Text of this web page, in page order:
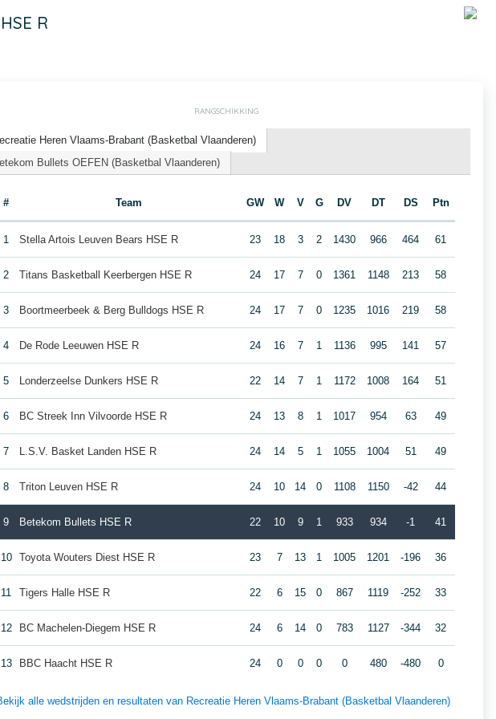
R
RANGSCHIKKING
Heren Vlaams-Brabant (Basketbal Vlaanderen)
Bullets OEFEN (Basketbal Vlaanderen)
# Team GW W V G DV DT DS Ptn
1 Stella Artois Leuven Bears HSE R 23 18 3 2 1430 966 464 61
2 Titans Basketball Keerbergen HSE R 24 17 7 0 1361 1148 213 58
3 Boortmeerbeek & Berg Bulldogs HSE R 24 17 7 0 1235 1016 219 58
4 De Rode Leeuwen HSE R 24 16 7 1 1136 995 141 57
5 Londerzeelse Dunkers HSE R 22 14 7 1 1172 1008 164 51
6 BC Streek Inn Vilvoorde HSE R 24 13 8 1 1017 954 63 49
7 L.S.V. Basket Landen HSE R 24 14 5 1 1055 1004 51 49
8 Triton Leuven HSE R 24 10 14 0 1108 1150 -42 44
9 Betekom Bullets HSE R 22 10 9 1 933 934 -1 41
10 Toyota Wouters Diest HSE R 23 7 13 1 1005 1201 -196 36
11 Tigers Halle HSE R 22 6 15 0 867 1119 -252 33
12 BC Machelen-Diegem HSE R 24 6 14 0 783 1127 -344 32
13 BBC Haacht HSE R 24 0 0 0 0 480 -480 0
alle wedstrijden en resultaten van Recreatie Heren Vlaams-Brabant (Basketbal Vlaanderen)